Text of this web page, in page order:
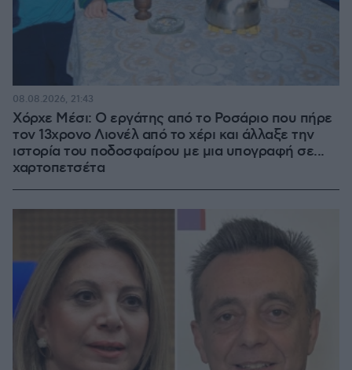
Χόρχε Μέσι: Ο εργάτης από το Ροσάριο που πήρε
τον 13χρονο Λιονέλ από το χέρι και άλλαξε την
ιστορία του ποδοσφαίρου με μια υπογραφή σε...
χαρτοπετσέτα
08.08.2026, 21:43